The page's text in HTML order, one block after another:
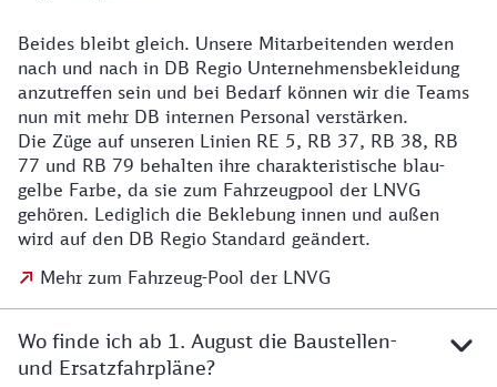
Details zu den Mitarbeitenden
Beides bleibt gleich. Unsere Mitarbeitenden werden
nach und nach in DB Regio Unternehmensbekleidung
anzutreffen sein und bei Bedarf können wir die Teams
nun mit mehr DB internen Personal verstärken.
Die Züge auf unseren Linien RE 5, RB 37, RB 38, RB
77 und RB 79 behalten ihre charakteristische blau-
gelbe Farbe, da sie zum Fahrzeugpool der LNVG
gehören. Lediglich die Beklebung innen und außen
wird auf den DB Regio Standard geändert.
Mehr zum Fahrzeug-Pool der LNVG
Wo finde ich ab 1. August die Baustellen-
und Ersatzfahrpläne?